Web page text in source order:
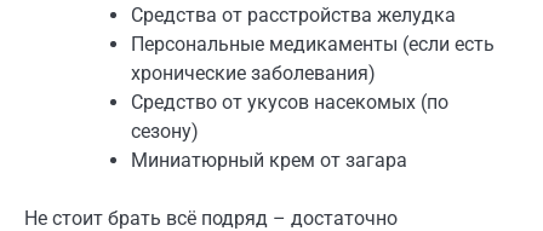
Средства от расстройства желудка
Персональные медикаменты (если есть
хронические заболевания)
Средство от укусов насекомых (по
сезону)
Миниатюрный крем от загара
Не стоит брать всё подряд – достаточно